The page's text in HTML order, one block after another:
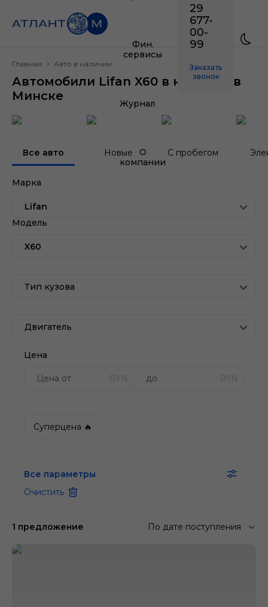
Фин.
сервисы
Журнал
О
компании
29
677-
00-
99
Заказать
звонок
Главная Авто в наличии
Автомобили Lifan X60 в наличии в
Минске
Все авто Новые С пробегом
Марка
Lifan
Модель
X60
Тип кузова
Двигатель
Цена
BYN BYN
Суперцена 🔥
Все параметры
Очистить
1 предложение По дате поступления